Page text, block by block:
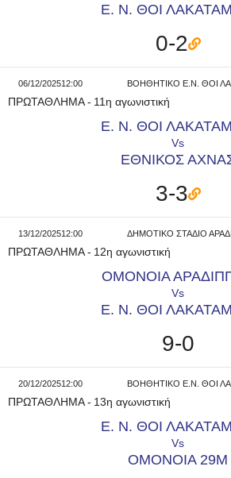
Ε. Ν. ΘΟΙ
0-2
06/12/202512:00 ΒΟΗΘΗΤΙΚΟ Ε.Ν. ΘΟΙ
ΠΡΩΤΑΘΛΗΜΑ- 11η αγωνιστική
Ε. Ν. ΘΟΙ
Vs
ΕΘΝΙΚΟΣ
3-3
13/12/202512:00 ΔΗΜΟΤΙΚΟ ΣΤΑΔΙΟ
ΠΡΩΤΑΘΛΗΜΑ- 12η αγωνιστική
ΟΜΟΝΟΙΑ
Vs
Ε. Ν. ΘΟΙ
9-0
20/12/202512:00 ΒΟΗΘΗΤΙΚΟ Ε.Ν. ΘΟΙ
ΠΡΩΤΑΘΛΗΜΑ- 13η αγωνιστική
Ε. Ν. ΘΟΙ
Vs
ΟΜΟΝΟΙΑ 29Μ